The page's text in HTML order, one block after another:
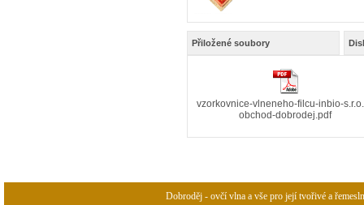
Přiložené soubory
vzorkovnice-vlneneho-filcu-inbio-
obchod-dobrodej.pdf
Dobroděj - ovčí vlna a vše pro její tvořivé a